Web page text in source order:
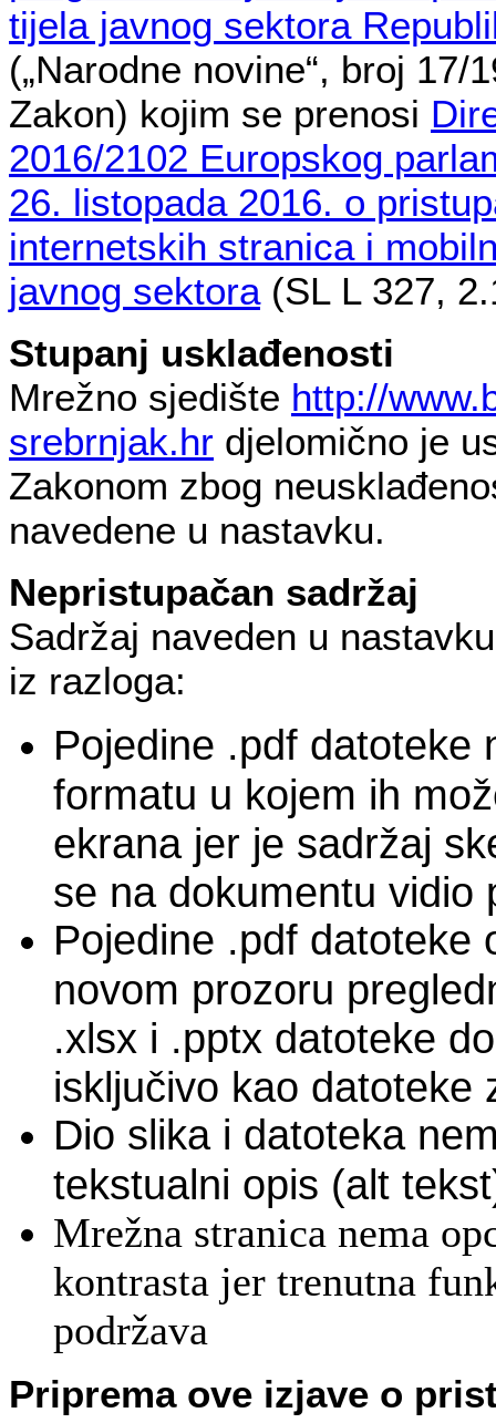
tijela javnog sektora
(„Narodne novine“, broj 17/
Zakon) kojim se prenosi
2016/2102 Europskog
26. listopada 2016. o
internetskih stranica i
javnog sektora (SL L 327,
Stupanj usklađenosti
Mrežno sjedište http://
srebrnjak.hr djelomično je
Zakonom zbog
navedene u nastavku.
Nepristupačan sadržaj
Sadržaj naveden u
iz razloga:
Pojedine .pdf datoteke
formatu u kojem ih
ekrana jer je sadržaj
se na dokumentu vidio
Pojedine .pdf datoteke
novom prozoru
.xlsx i .pptx datoteke
isključivo kao datoteke
Dio slika i datoteka
tekstualni opis (alt
Mrežna stranica nema
kontrasta jer trenutna
podržava
Priprema ove izjave o